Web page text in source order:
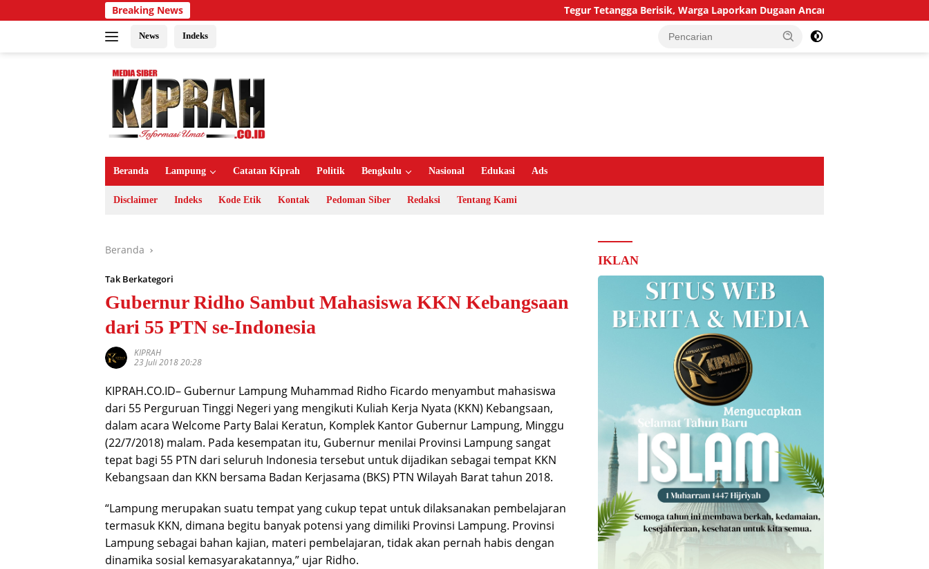
ke
Breaking News Tegur Tetangga Berisik, Warga Laporkan Dugaan Ancaman Pembunuhan
News Indeks
Beranda Lampung Catatan Kiprah Politik Bengkulu Nasional Edukasi Ads
Disclaimer Indeks Kode Etik Kontak Pedoman Siber Redaksi Tentang Kami
Beranda
Tak Berkategori
Gubernur Ridho Sambut Mahasiswa KKN Kebangsaan
dari 55 PTN se-Indonesia
KIPRAH
23 Juli 2018 20:28
KIPRAH.CO.ID– Gubernur Lampung Muhammad Ridho Ficardo menyambut mahasiswa
dari 55 Perguruan Tinggi Negeri yang mengikuti Kuliah Kerja Nyata (KKN) Kebangsaan,
dalam acara Welcome Party Balai Keratun, Komplek Kantor Gubernur Lampung, Minggu
(22/7/2018) malam. Pada kesempatan itu, Gubernur menilai Provinsi Lampung sangat
tepat bagi 55 PTN dari seluruh Indonesia tersebut untuk dijadikan sebagai tempat KKN
Kebangsaan dan KKN bersama Badan Kerjasama (BKS) PTN Wilayah Barat tahun 2018.
“Lampung merupakan suatu tempat yang cukup tepat untuk dilaksanakan pembelajaran
termasuk KKN, dimana begitu banyak potensi yang dimiliki Provinsi Lampung. Provinsi
Lampung sebagai bahan kajian, materi pembelajaran, tidak akan pernah habis dengan
dinamika sosial kemasyarakatannya,” ujar Ridho.
IKLAN